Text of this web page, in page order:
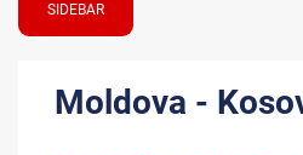
SIDEBAR
Moldova -